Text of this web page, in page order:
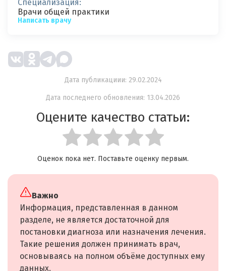
Специализация:
Врачи общей практики
Написать врачу
Дата публикациии: 29.02.2024
Дата последнего обновления: 13.04.2026
Оцените качество статьи:
Оценок пока нет. Поставьте оценку первым.
Важно
Информация, представленная в данном
разделе, не является достаточной для
постановки диагноза или назначения лечения.
Такие решения должен принимать врач,
основываясь на полном объёме доступных ему
данных.